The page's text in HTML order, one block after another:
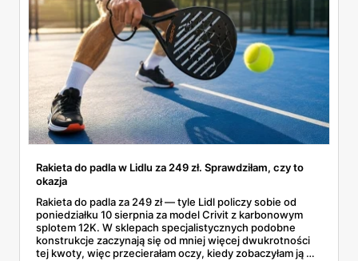
Rakieta do padla w Lidlu za 249 zł. Sprawdziłam, czy to
okazja
Rakieta do padla za 249 zł — tyle Lidl policzy sobie od
poniedziałku 10 sierpnia za model Crivit z karbonowym
splotem 12K. W sklepach specjalistycznych podobne
konstrukcje zaczynają się od mniej więcej dwukrotności
tej kwoty, więc przecierałam oczy, kiedy zobaczyłam ją w